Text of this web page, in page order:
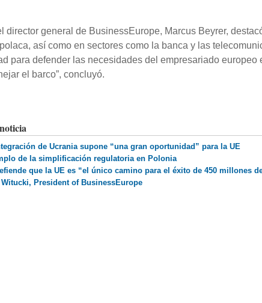
director general de BusinessEurope, Marcus Beyrer,
así como en sectores como la banca y las
para defender las necesidades del empresariado europeo
el barco”, concluyó.
de Ucrania supone “una gran oportunidad” para la UE
de la simplificación regulatoria en Polonia
que la UE es “el único camino para el éxito de 450 millones
President of BusinessEurope